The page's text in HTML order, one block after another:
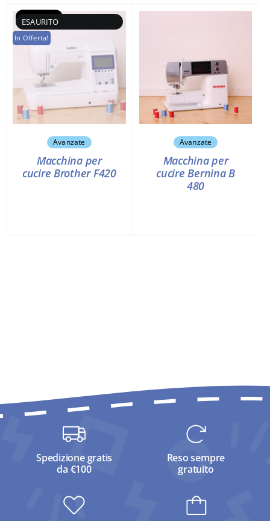
Esaurito
In Offerta!
Avanzate
Macchina per
cucire Brother F420
Avanzate
Macchina per
cucire Bernina B
480
Spedizione gratis
da €100
Reso sempre
gratuito